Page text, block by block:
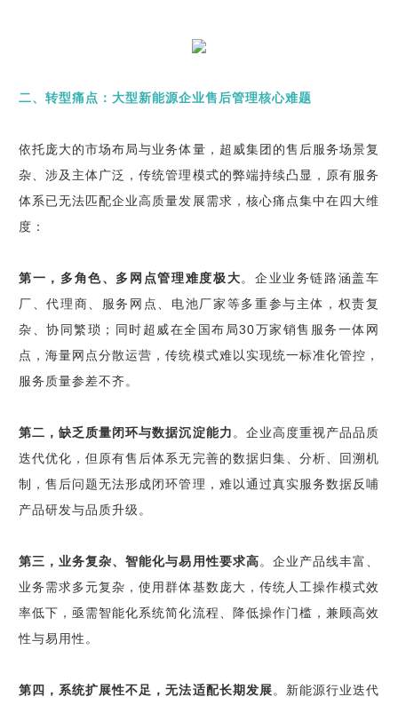
二、转型痛点：大型新能源企业售后管理核心难题
依托庞大的市场布局与业务体量，超威集团的售后服务场景复
杂、涉及主体广泛，传统管理模式的弊端持续凸显，原有服务
体系已无法匹配企业高质量发展需求，核心痛点集中在四大维
度：
第一，多角色、多网点管理难度极大。企业业务链路涵盖车
厂、代理商、服务网点、电池厂家等多重参与主体，权责复
杂、协同繁琐；同时超威在全国布局30万家销售服务一体网
点，海量网点分散运营，传统模式难以实现统一标准化管控，
服务质量参差不齐。
第二，缺乏质量闭环与数据沉淀能力 。企业高度重视产品品质
迭代优化，但原有售后体系无完善的数据归集、分析、回溯机
制，售后问题无法形成闭环管理，难以通过真实服务数据反哺
产品研发与品质升级。
第三，业务复杂、智能化与易用性要求高。企业产品线丰富、
业务需求多元复杂，使用群体基数庞大，传统人工操作模式效
率低下，亟需智能化系统简化流程、降低操作门槛，兼顾高效
性与易用性。
第四，系统扩展性不足，无法适配长期发展。新能源行业迭代